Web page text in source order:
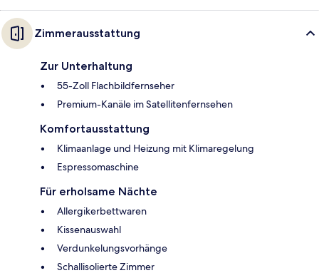
Zimmerausstattung
Zur Unterhaltung
55-Zoll Flachbildfernseher
Premium-Kanäle im Satellitenfernsehen
Komfortausstattung
Klimaanlage und Heizung mit Klimaregelung
Espressomaschine
Für erholsame Nächte
Allergikerbettwaren
Kissenauswahl
Verdunkelungsvorhänge
Schallisolierte Zimmer